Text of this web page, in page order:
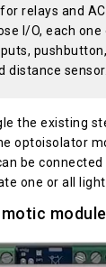
relays and
I/O, each
distance sensor.
the existing
optoisolator
be
one or all